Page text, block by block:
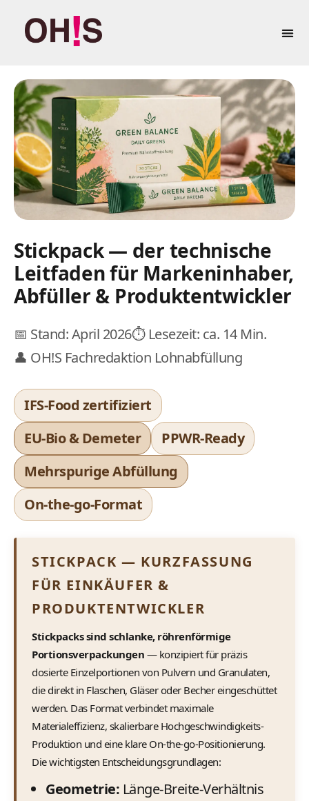
springen
Stickpack — der technische
Leitfaden für Markeninhaber,
Abfüller & Produktentwickler
📅 Stand: April 2026⏱ Lesezeit: ca. 14 Min.
👤 OH!S Fachredaktion Lohnabfüllung
IFS-Food zertifiziert
EU-Bio & Demeter
PPWR-Ready
Mehrspurige Abfüllung
On-the-go-Format
STICKPACK — KURZFASSUNG
FÜR EINKÄUFER &
PRODUKTENTWICKLER
Stickpacks sind schlanke, röhrenförmige
Portionsverpackungen — konzipiert für präzis
dosierte Einzelportionen von Pulvern und Granulaten,
die direkt in Flaschen, Gläser oder Becher eingeschüttet
werden. Das Format verbindet maximale
Materialeffizienz, skalierbare Hochgeschwindigkeits-
Produktion und eine klare On-the-go-Positionierung.
Die wichtigsten Entscheidungsgrundlagen:
Geometrie: Länge-Breite-Verhältnis